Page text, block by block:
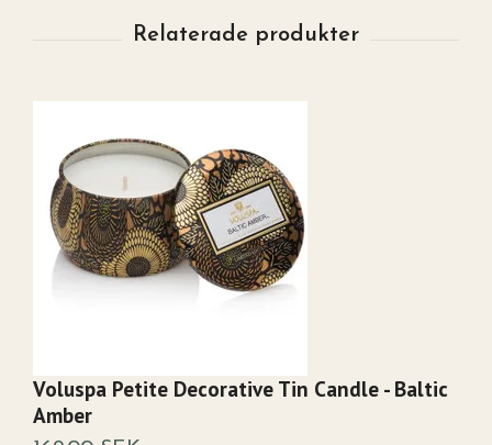
Voluspa Petite Decorative Tin Candle - Baltic
Amber